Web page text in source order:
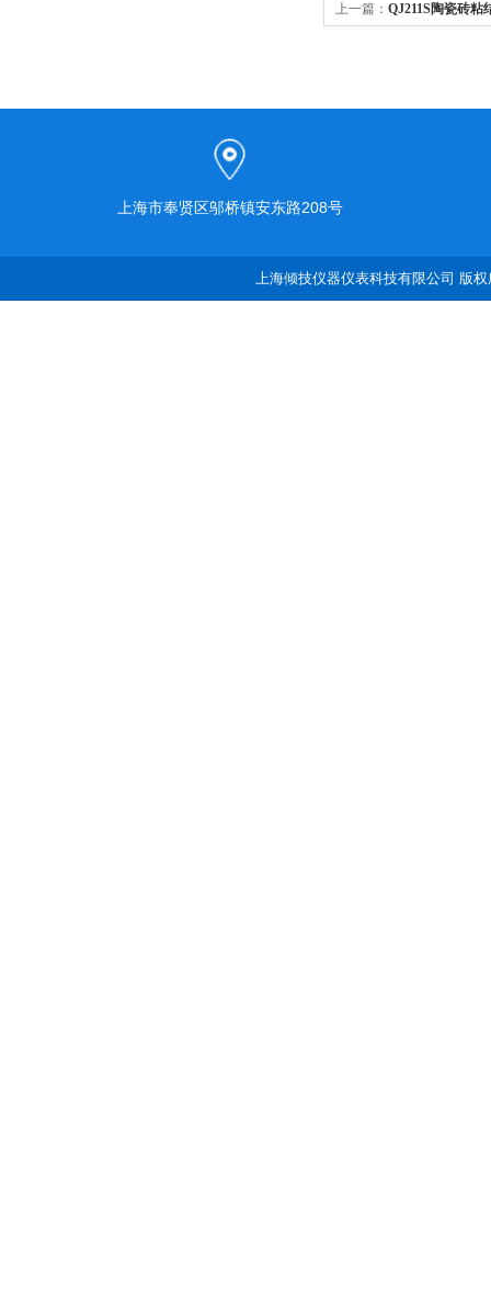
上一篇： QJ211S陶瓷砖粘
上海市奉贤区邬桥镇安东路208号
上海倾技仪器仪表科技有限公司 版